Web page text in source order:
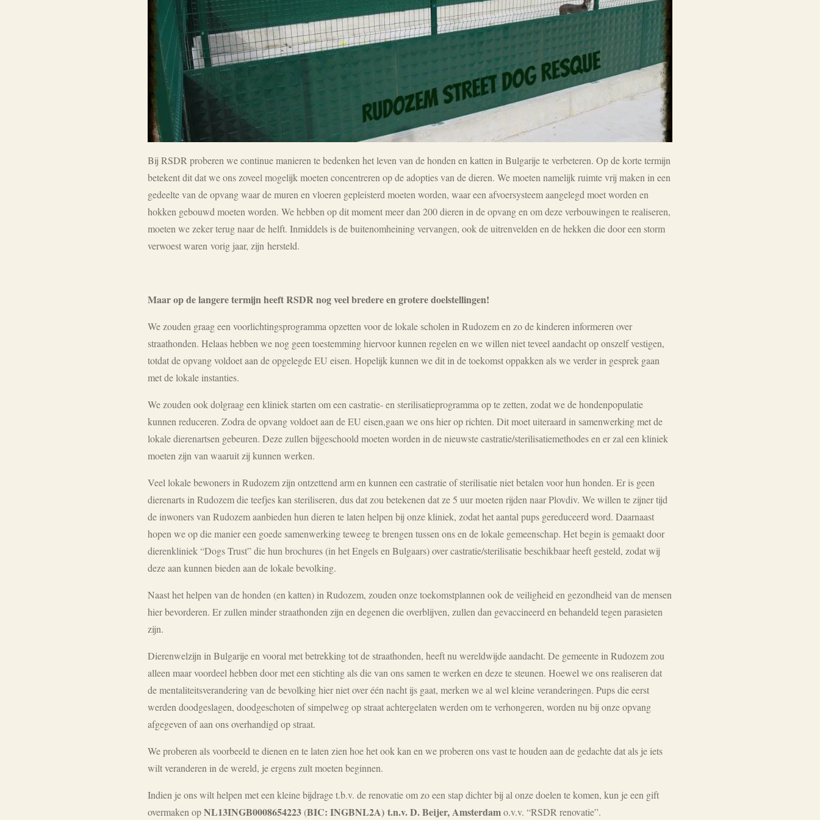
Bij RSDR proberen we continue manieren te bedenken het leven van de honden en katten in Bulgarije te verbeteren. Op de korte termijn
betekent dit dat we ons zoveel mogelijk moeten concentreren op de adopties van de dieren. We moeten namelijk ruimte vrij maken in een
gedeelte van de opvang waar de muren en vloeren gepleisterd moeten worden, waar een afvoersysteem aangelegd moet worden en
hokken gebouwd moeten worden. We hebben op dit moment meer dan 200 dieren in de opvang en om deze verbouwingen te realiseren,
moeten we zeker terug naar de helft. Inmiddels is de buitenomheining vervangen, ook de uitrenvelden en de hekken die door een storm
verwoest waren vorig jaar, zijn hersteld.
Maar op de langere termijn heeft RSDR nog veel bredere en grotere doelstellingen!
We zouden graag een voorlichtingsprogramma opzetten voor de lokale scholen in Rudozem en zo de kinderen informeren over
straathonden. Helaas hebben we nog geen toestemming hiervoor kunnen regelen en we willen niet teveel aandacht op onszelf vestigen,
totdat de opvang voldoet aan de opgelegde EU eisen. Hopelijk kunnen we dit in de toekomst oppakken als we verder in gesprek gaan
met de lokale instanties.
We zouden ook dolgraag een kliniek starten om een castratie- en sterilisatieprogramma op te zetten, zodat we de hondenpopulatie
kunnen reduceren. Zodra de opvang voldoet aan de EU eisen,gaan we ons hier op richten. Dit moet uiteraard in samenwerking met de
lokale dierenartsen gebeuren. Deze zullen bijgeschoold moeten worden in de nieuwste castratie/sterilisatiemethodes en er zal een kliniek
moeten zijn van waaruit zij kunnen werken.
Veel lokale bewoners in Rudozem zijn ontzettend arm en kunnen een castratie of sterilisatie niet betalen voor hun honden. Er is geen
dierenarts in Rudozem die teefjes kan steriliseren, dus dat zou betekenen dat ze 5 uur moeten rijden naar Plovdiv. We willen te zijner tijd
de inwoners van Rudozem aanbieden hun dieren te laten helpen bij onze kliniek, zodat het aantal pups gereduceerd word. Daarnaast
hopen we op die manier een goede samenwerking teweeg te brengen tussen ons en de lokale gemeenschap. Het begin is gemaakt door
dierenkliniek “Dogs Trust” die hun brochures (in het Engels en Bulgaars) over castratie/sterilisatie beschikbaar heeft gesteld, zodat wij
deze aan kunnen bieden aan de lokale bevolking.
Naast het helpen van de honden (en katten) in Rudozem, zouden onze toekomstplannen ook de veiligheid en gezondheid van de mensen
hier bevorderen. Er zullen minder straathonden zijn en degenen die overblijven, zullen dan gevaccineerd en behandeld tegen parasieten
zijn.
Dierenwelzijn in Bulgarije en vooral met betrekking tot de straathonden, heeft nu wereldwijde aandacht. De gemeente in Rudozem zou
alleen maar voordeel hebben door met een stichting als die van ons samen te werken en deze te steunen. Hoewel we ons realiseren dat
de mentaliteitsverandering van de bevolking hier niet over één nacht ijs gaat, merken we al wel kleine veranderingen. Pups die eerst
werden doodgeslagen, doodgeschoten of simpelweg op straat achtergelaten werden om te verhongeren, worden nu bij onze opvang
afgegeven of aan ons overhandigd op straat.
We proberen als voorbeeld te dienen en te laten zien hoe het ook kan en we proberen ons vast te houden aan de gedachte dat als je iets
wilt veranderen in de wereld, je ergens zult moeten beginnen.
Indien je ons wilthelpen met een kleine bijdrage t.b.v. de renovatie om zo een stap dichter bij al onze doelen te komen, kun je een gift
overmaken opNL13INGB0008654223 (BIC: INGBNL2A) t.n.v. D. Beijer, Amsterdamo.v.v. “RSDR renovatie”.